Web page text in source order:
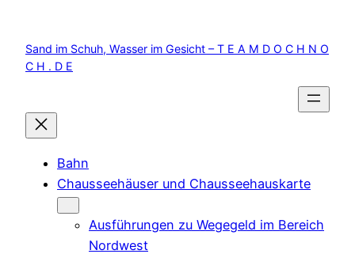
springen
Sand im Schuh, Wasser im Gesicht – T E A M D O C H N O
C H . D E
Bahn
Chausseehäuser und Chausseehauskarte
Ausführungen zu Wegegeld im Bereich
Nordwest